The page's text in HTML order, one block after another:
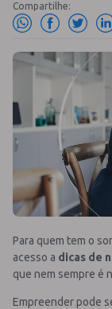
Compartilhe:
Para quem tem o
acesso a dicas de
que nem sempre é
Empreender pode